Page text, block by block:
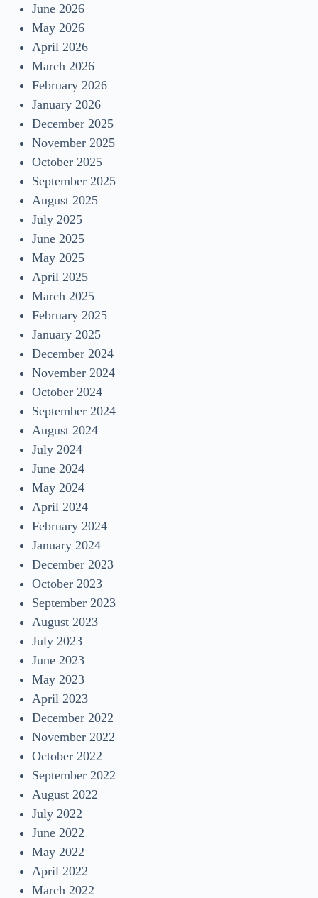
June 2026
May 2026
April 2026
March 2026
February 2026
January 2026
December 2025
November 2025
October 2025
September 2025
August 2025
July 2025
June 2025
May 2025
April 2025
March 2025
February 2025
January 2025
December 2024
November 2024
October 2024
September 2024
August 2024
July 2024
June 2024
May 2024
April 2024
February 2024
January 2024
December 2023
October 2023
September 2023
August 2023
July 2023
June 2023
May 2023
April 2023
December 2022
November 2022
October 2022
September 2022
August 2022
July 2022
June 2022
May 2022
April 2022
March 2022